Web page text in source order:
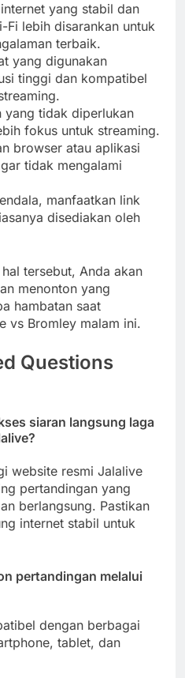
yang stabil dan
Fi lebih disarankan untuk
terbaik.
yang digunakan
tinggi dan kompatibel
yang tidak diperlukan
fokus untuk streaming.
browser atau aplikasi
tidak mengalami
manfaatkan link
disediakan oleh
tersebut, Anda akan
menonton yang
hambatan saat
vs Bromley malam ini.
Questions
siaran langsung laga
website resmi Jalalive
pertandingan yang
berlangsung. Pastikan
internet stabil untuk
pertandingan melalui
dengan berbagai
tablet, dan